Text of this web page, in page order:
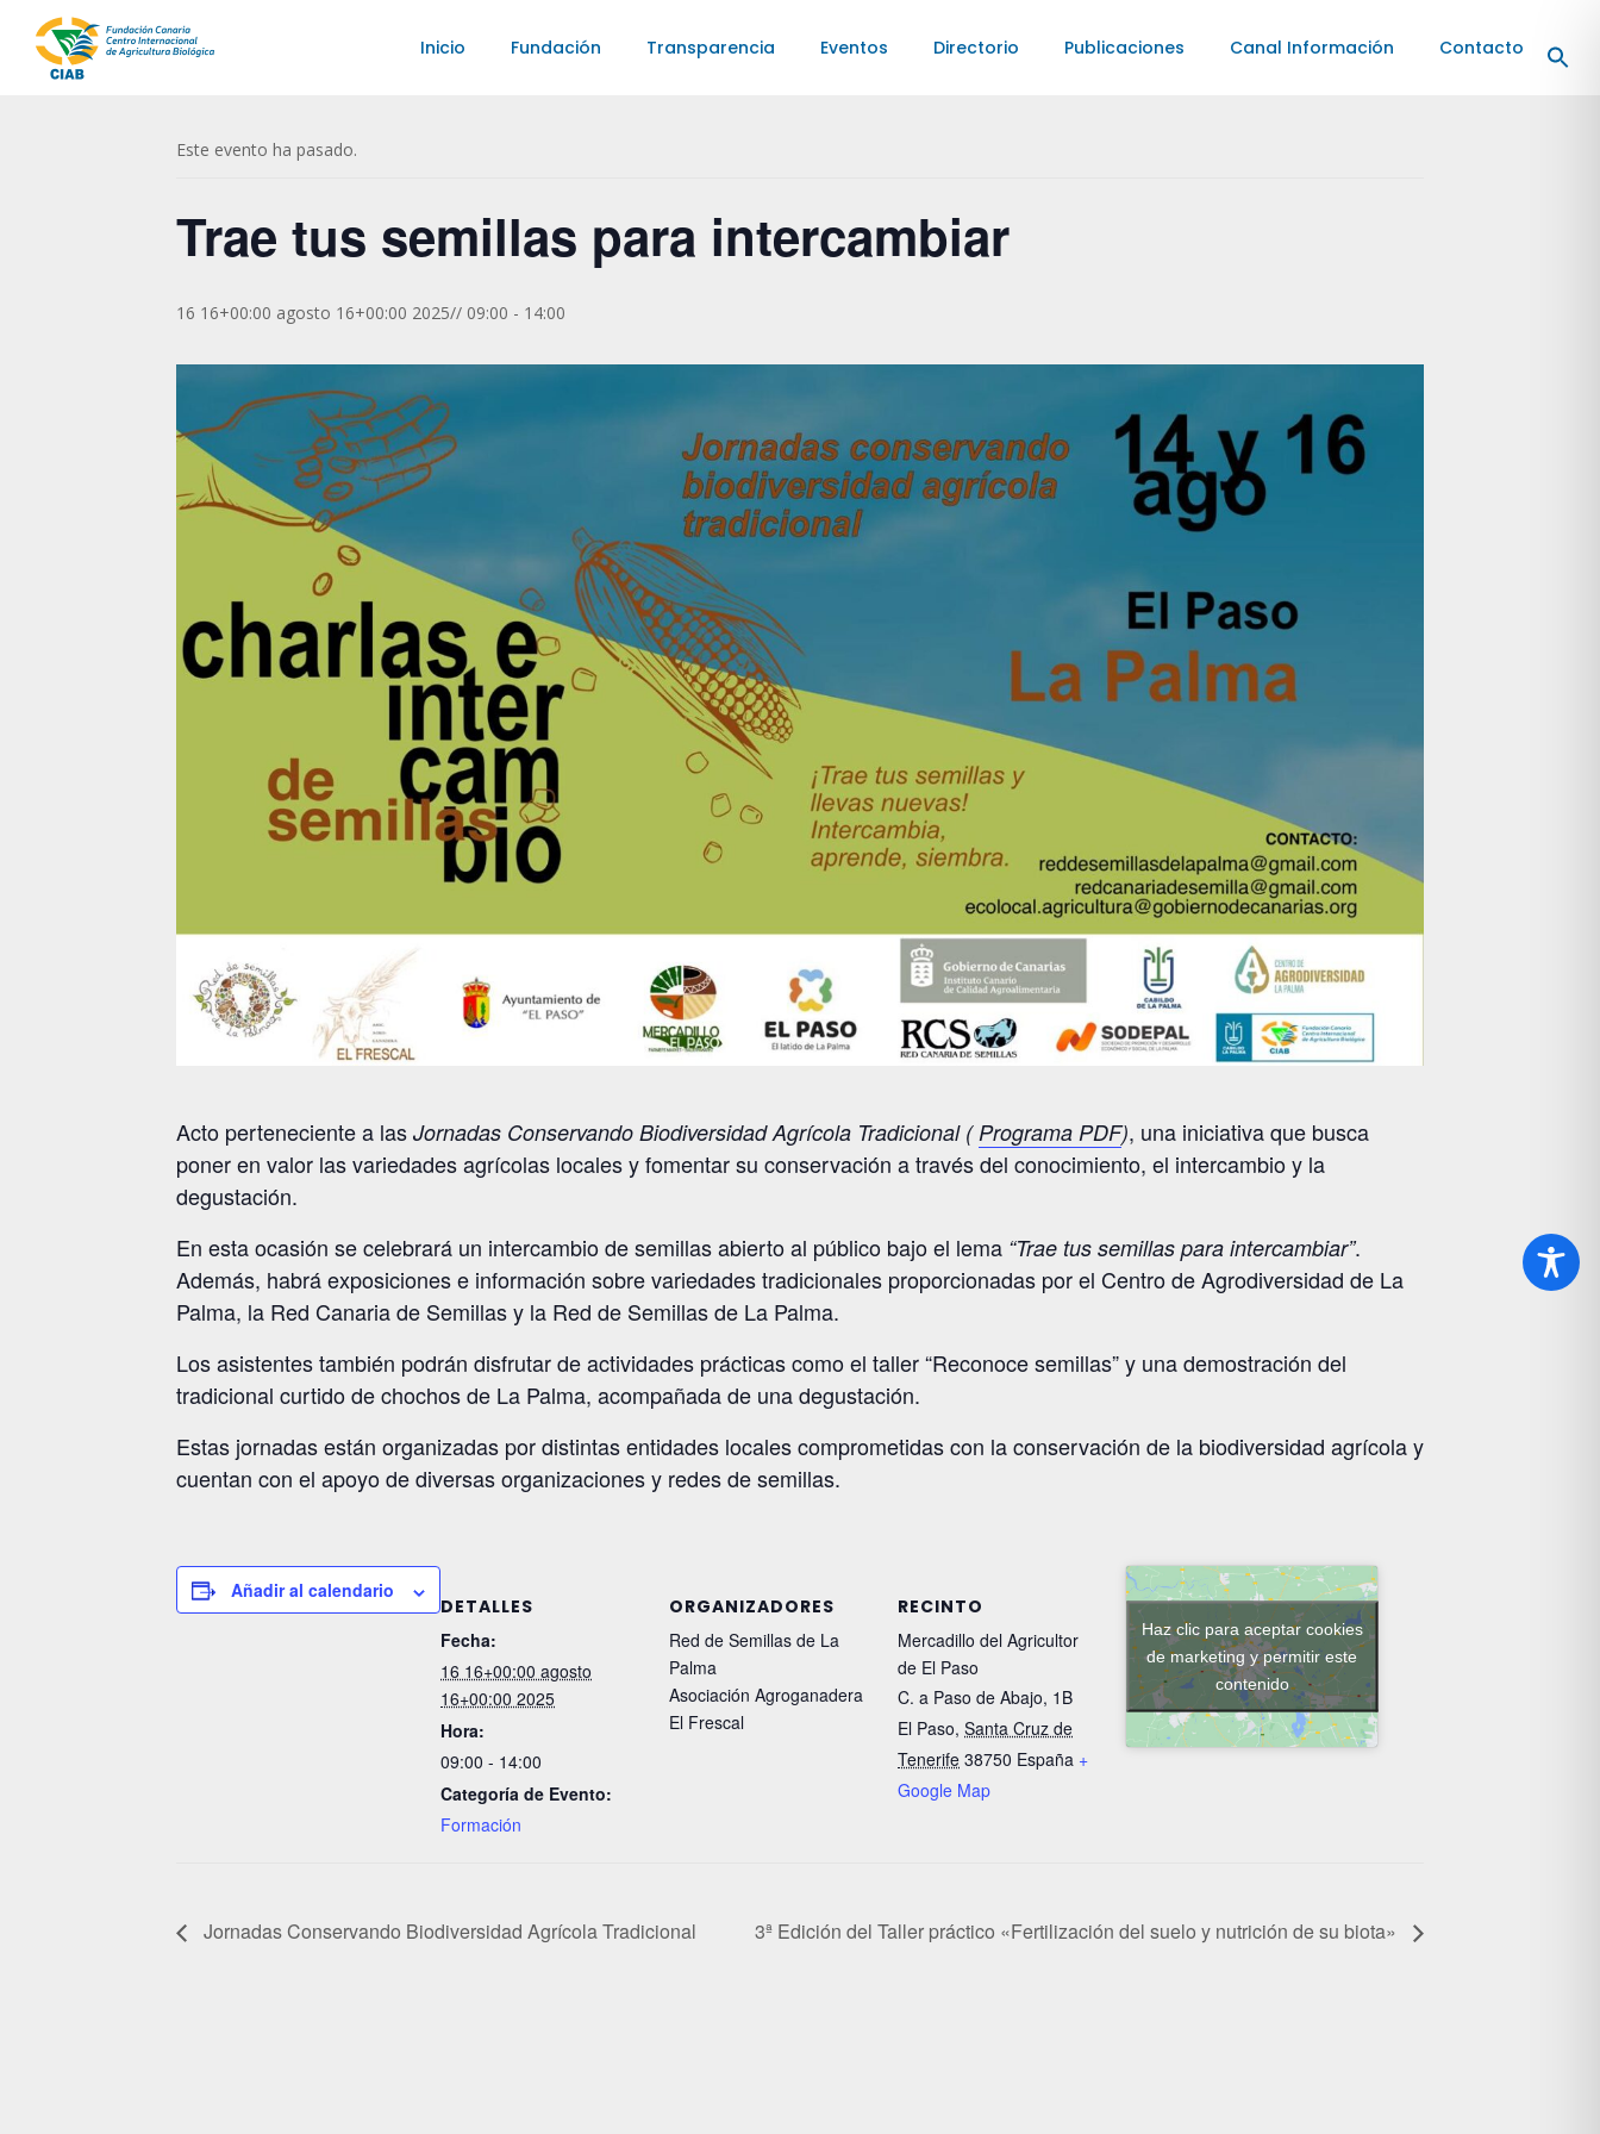
Inicio Fundación Transparencia Eventos Directorio Publicaciones Canal Información Contacto
Este evento ha pasado.
Trae tus semillas para intercambiar
16 16+00:00 agosto 16+00:00 2025// 09:00 - 14:00
Acto perteneciente a las Jornadas Conservando Biodiversidad Agrícola Tradicional (Programa PDF), una iniciativa que busca
poner en valor las variedades agrícolas locales y fomentar su conservación a través del conocimiento, el intercambio y la
degustación.
En esta ocasión se celebrará un intercambio de semillas abierto al público bajo el lema “Trae tus semillas para intercambiar”.
Además, habrá exposiciones e información sobre variedades tradicionales proporcionadas por el Centro de Agrodiversidad de La
Palma, la Red Canaria de Semillas y la Red de Semillas de La Palma.
Los asistentes también podrán disfrutar de actividades prácticas como el taller “Reconoce semillas” y una demostración del
tradicional curtido de chochos de La Palma, acompañada de una degustación.
Estas jornadas están organizadas por distintas entidades locales comprometidas con la conservación de la biodiversidad agrícola y
cuentan con el apoyo de diversas organizaciones y redes de semillas.
Añadir al calendario
DETALLES
Fecha:
16 16+00:00 agosto
16+00:00 2025
Hora:
09:00 - 14:00
Categoría de Evento:
Formación
ORGANIZADORES
Red de Semillas de La
Palma
Asociación Agroganadera
El Frescal
RECINTO
Mercadillo del Agricultor
de El Paso
C. a Paso de Abajo, 1B
El Paso, Santa Cruz de
Tenerife 38750 España +
Google Map
Haz clic para aceptar cookies
de marketing y permitir este
contenido
Jornadas Conservando Biodiversidad Agrícola Tradicional 3ª Edición del Taller práctico «Fertilización del suelo y nutrición de su biota»